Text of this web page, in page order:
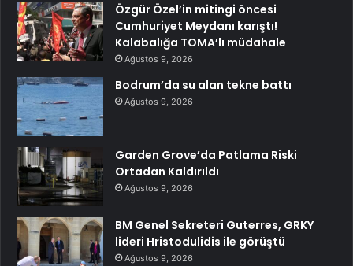
Özgür Özel’in mitingi öncesi
Cumhuriyet Meydanı karıştı!
Kalabalığa TOMA’lı müdahale
Ağustos 9, 2026
Bodrum’da su alan tekne battı
Ağustos 9, 2026
Garden Grove’da Patlama Riski
Ortadan Kaldırıldı
Ağustos 9, 2026
BM Genel Sekreteri Guterres, GRKY
lideri Hristodulidis ile görüştü
Ağustos 9, 2026